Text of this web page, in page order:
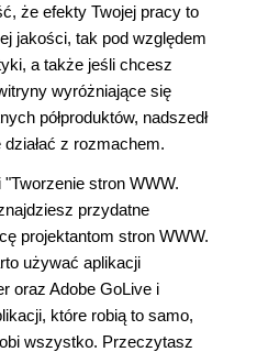
że efekty Twojej pracy to
jakości, tak pod względem
a także jeśli chcesz
wyróżniające się
półproduktów, nadszedł
z rozmachem.
stron WWW.
przydatne
projektantom stron WWW.
używać aplikacji
oraz Adobe GoLive i
które robią to samo,
wszystko. Przeczytasz